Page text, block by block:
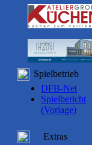
Spielbetrieb
DFB-Net
Spielbericht
(Vorlage)
Extras